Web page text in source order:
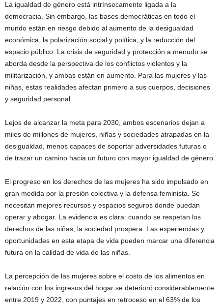
La igualdad de género está intrínsecamente ligada a la
democracia. Sin embargo, las bases democráticas en todo el
mundo están en riesgo debido al aumento de la desigualdad
económica, la polarización social y política, y la reducción del
espacio público. La crisis de seguridad y protección a menudo se
aborda desde la perspectiva de los conflictos violentos y la
militarización, y ambas están en aumento. Para las mujeres y las
niñas, estas realidades afectan primero a sus cuerpos, decisiones
y seguridad personal.
Lejos de alcanzar la meta para 2030, ambos escenarios dejan a
miles de millones de mujeres, niñas y sociedades atrapadas en la
desigualdad, menos capaces de soportar adversidades futuras o
de trazar un camino hacia un futuro con mayor igualdad de género.
El progreso en los derechos de las mujeres ha sido impulsado en
gran medida por la presión colectiva y la defensa feminista. Se
necesitan mejores recursos y espacios seguros donde puedan
operar y abogar. La evidencia es clara: cuando se respetan los
derechos de las niñas, la sociedad prospera. Las experiencias y
oportunidades en esta etapa de vida pueden marcar una diferencia
futura en la calidad de vida de las niñas.
La percepción de las mujeres sobre el costo de los alimentos en
relación con los ingresos del hogar se deterioró considerablemente
entre 2019 y 2022, con puntajes en retroceso en el 63% de los